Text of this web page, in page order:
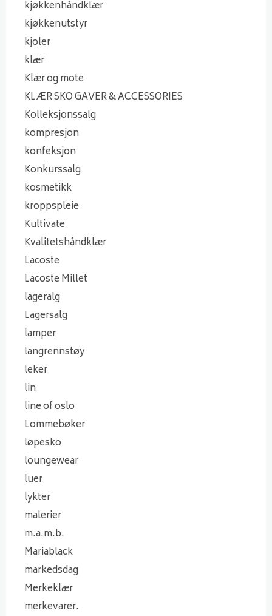
kjøkkenhåndklær
kjøkkenutstyr
kjoler
klær
Klær og mote
KLÆR SKO GAVER & ACCESSORIES
Kolleksjonssalg
kompresjon
konfeksjon
Konkurssalg
kosmetikk
kroppspleie
Kultivate
Kvalitetshåndklær
Lacoste
Lacoste Millet
lageralg
Lagersalg
lamper
langrennstøy
leker
lin
line of oslo
Lommebøker
løpesko
loungewear
luer
lykter
malerier
m.a.m.b.
Mariablack
markedsdag
Merkeklær
merkevarer.